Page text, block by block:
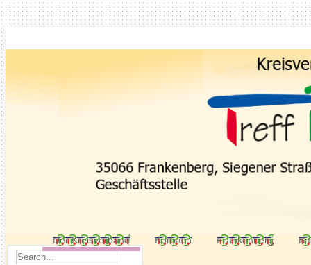
Der Kreisverband Korbach Frankenberg